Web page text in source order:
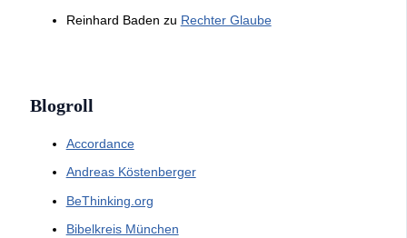
Reinhard Baden zu Rechter Glaube
Blogroll
Accordance
Andreas Köstenberger
BeThinking.org
Bibelkreis München